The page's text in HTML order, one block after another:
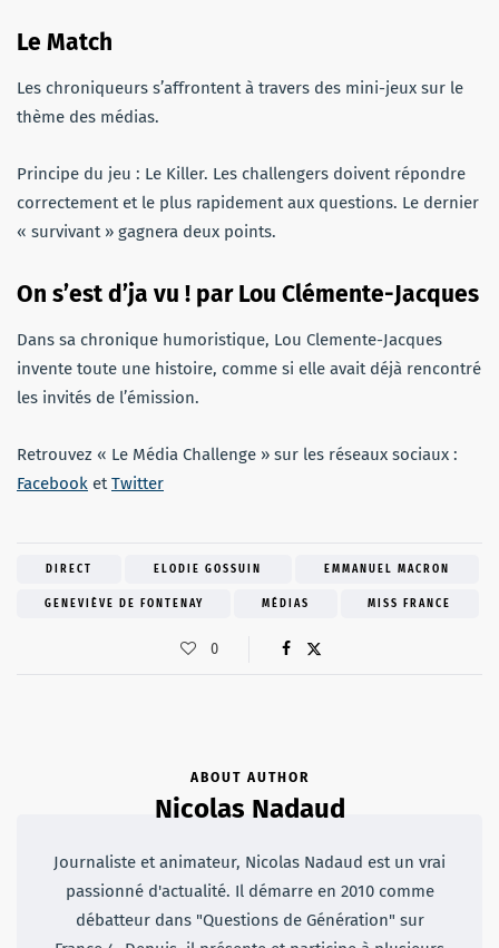
Le Match
Les chroniqueurs s’affrontent à travers des mini-jeux sur le
thème des médias.
Principe du jeu : Le Killer. Les challengers doivent répondre
correctement et le plus rapidement aux questions. Le dernier
« survivant » gagnera deux points.
On s’est d’ja vu ! par Lou Clémente-Jacques
Dans sa chronique humoristique, Lou Clemente-Jacques
invente toute une histoire, comme si elle avait déjà rencontré
les invités de l’émission.
Retrouvez « Le Média Challenge » sur les réseaux sociaux :
Facebook etTwitter
DIRECT ELODIE GOSSUIN EMMANUEL MACRON
GENEVIÈVE DE FONTENAY MÉDIAS MISS FRANCE
0
ABOUT AUTHOR
Nicolas Nadaud
Journaliste et animateur, Nicolas Nadaud est un vrai
passionné d'actualité. Il démarre en 2010 comme
débatteur dans "Questions de Génération" sur